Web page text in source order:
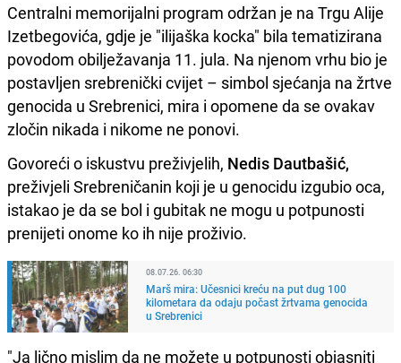
Centralni memorijalni program održan je na Trgu Alije
Izetbegovića, gdje je "ilijaška kocka" bila tematizirana
povodom obilježavanja 11. jula. Na njenom vrhu bio je
postavljen srebrenički cvijet – simbol sjećanja na žrtve
genocida u Srebrenici, mira i opomene da se ovakav
zločin nikada i nikome ne ponovi.
Govoreći o iskustvu preživjelih, Nedis Dautbašić,
preživjeli Srebreničanin koji je u genocidu izgubio oca,
istakao je da se bol i gubitak ne mogu u potpunosti
prenijeti onome ko ih nije proživio.
08.07.26. 06:30
Marš mira: Učesnici kreću na put dug 100
kilometara da odaju počast žrtvama genocida
u Srebrenici
"Ja lično mislim da ne možete u potpunosti objasniti